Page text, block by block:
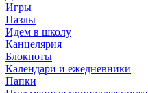
Игры
Пазлы
Идем в школу
Канцелярия
Блокноты
Календари и ежедневники
Папки